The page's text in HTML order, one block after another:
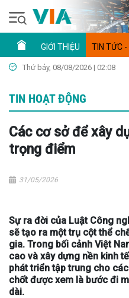
GIỚI THIỆU TIN TỨC -
Thứ bảy, 08/08/2026 | 02:08
TIN HOẠT ĐỘNG
Các cơ sở để xây
trọng điểm
31/05/2026
Sự ra đời của Luật Công
sẽ tạo ra một trụ cột thể
gia. Trong bối cảnh Việt
cao và xây dựng nền kinh
phát triển tập trung cho
chốt được xem là bước đi
dài.